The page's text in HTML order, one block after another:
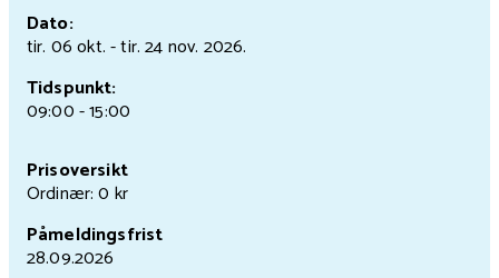
Dato:
tir. 06 okt.- tir. 24 nov. 2026.
Tidspunkt:
09:00 - 15:00
Prisoversikt
Ordinær: 0 kr
Påmeldingsfrist
28.09.2026